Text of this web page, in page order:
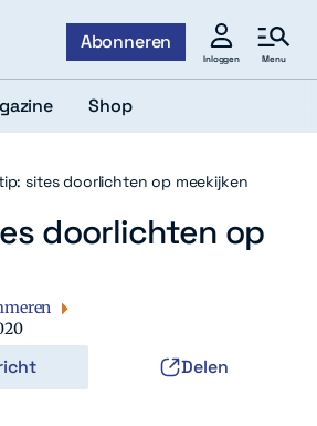
Abonneren
Inloggen Menu
Shop
sites doorlichten op meekijken
doorlichten op
Delen